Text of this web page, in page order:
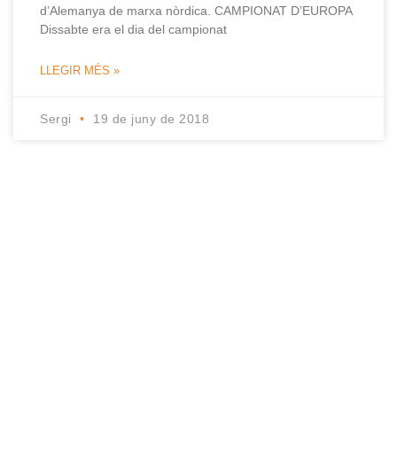
d’Alemanya de marxa nòrdica. CAMPIONAT D’EUROPA
Dissabte era el dia del campionat
LLEGIR MÉS »
Sergi 19 de juny de 2018